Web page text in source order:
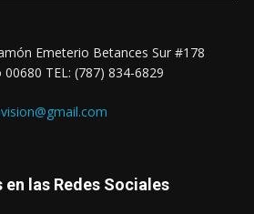
Emeterio Betances Sur #178
TEL: (787) 834-6829
en las Redes Sociales